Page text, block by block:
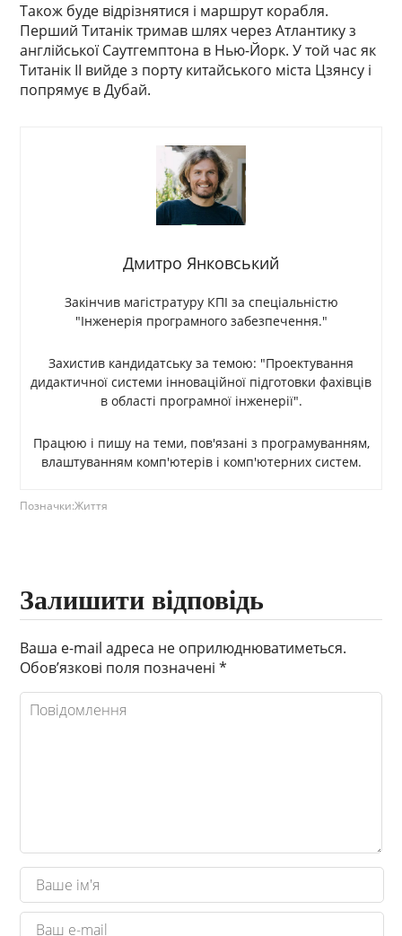
Також буде відрізнятися і маршрут корабля.
Перший Титанік тримав шлях через Атлантику з
англійської Саутгемптона в Нью-Йорк. У той час як
Титанік II вийде з порту китайського міста Цзянсу і
попрямує в Дубай.
Дмитро Янковський
Закінчив магістратуру КПІ за спеціальністю
"Інженерія програмного забезпечення."
Захистив кандидатську за темою: "Проектування
дидактичної системи інноваційної підготовки фахівців
в області програмної інженерії".
Працюю і пишу на теми, пов'язані з програмуванням,
влаштуванням комп'ютерів і комп'ютерних систем.
Позначки:Життя
Залишити відповідь
Ваша e-mail адреса не оприлюднюватиметься.
Обов’язкові поля позначені*